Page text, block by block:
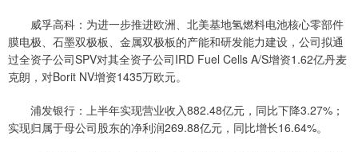
威孚高科：为进一步推进欧洲、北美基地氢燃料电池核心零部件
膜电极、石墨双极板、金属双极板的产能和研发能力建设，公司拟通
过全资子公司SPV对其全资子公司IRD Fuel Cells A/S增资1.62亿丹麦
克朗，对Borit NV增资1435万欧元。
浦发银行：上半年实现营业收入882.48亿元，同比下降3.27%；
实现归属于母公司股东的净利润269.88亿元，同比增长16.64%。